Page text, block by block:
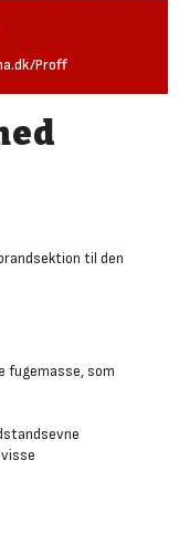
Proff
til den
fugemasse, som